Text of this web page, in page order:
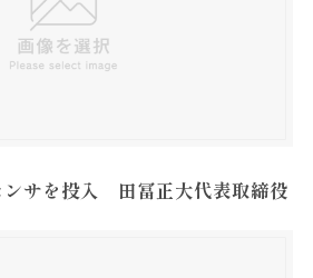
サを投入 田冨正大代表取締役